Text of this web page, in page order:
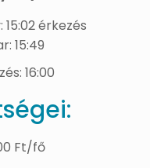
érkezés
15:49
16:00
Ft/fő